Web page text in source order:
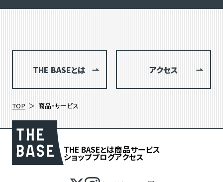
THE BASEとは アクセス
TOP 商品・サービス
THE BASEとは商品サービス
ショップブログアクセス